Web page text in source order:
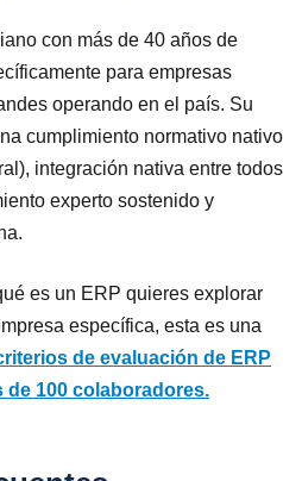
con más de 40 años de
para empresas
operando en el país. Su
cumplimiento normativo nativo
integración nativa entre todos
experto sostenido y
es un ERP quieres explorar
específica, esta es una
de evaluación de ERP
de 100 colaboradores.